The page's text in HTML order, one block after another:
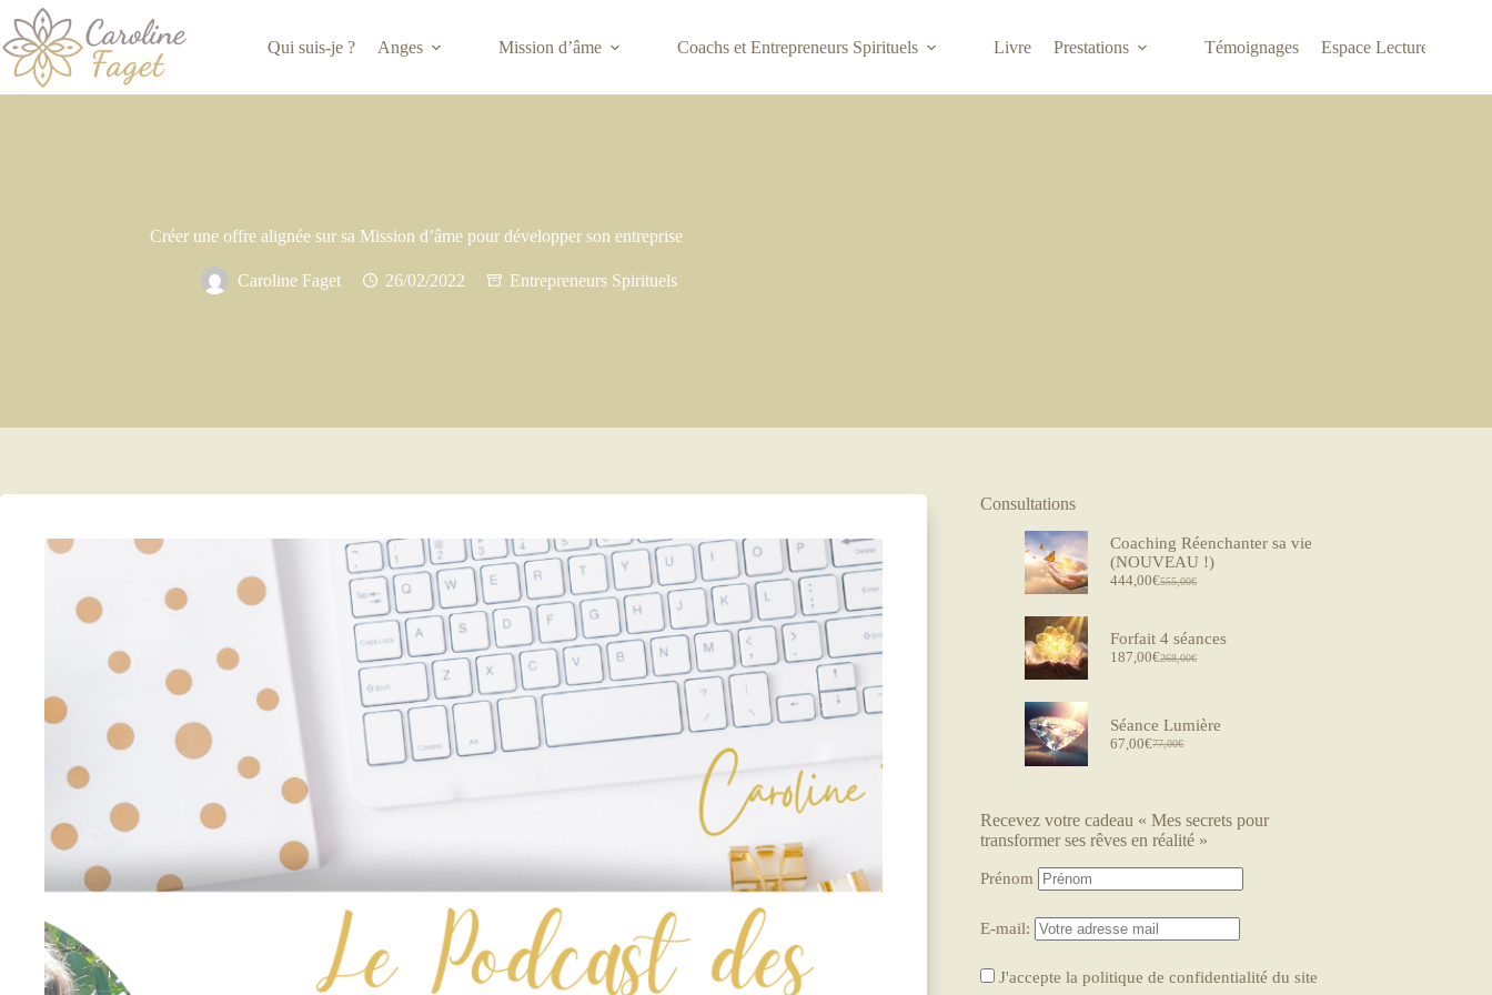
Qui suis-je ? Anges Mission d’âme Coachs et Entrepreneurs Spirituels Livre Prestations Témoignages Espace Lecture
Créer une offre alignée sur sa Mission d’âme pour développer son entreprise
Caroline Faget 26/02/2022 Entrepreneurs Spirituels
Consultations
Coaching Réenchanter sa vie
(NOUVEAU !)
555,00€
444,00€
Forfait 4 séances
268,00€
187,00€
Séance Lumière
77,00€
67,00€
Recevez votre cadeau « Mes secrets pour
transformer ses rêves en réalité »
Prénom
E-mail:
J'accepte la politique de confidentialité du site